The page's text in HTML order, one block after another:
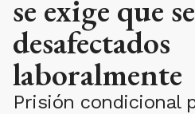
se exige que
desafectados
laboralmente
Prisión condicional